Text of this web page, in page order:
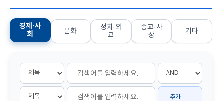
경제·사
회
문화
정치·외
교
종교·사
상
기타
추가